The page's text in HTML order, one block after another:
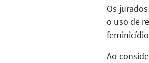
Os
o uso de
Ao